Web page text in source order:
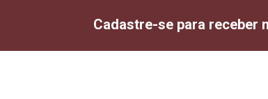
Cadastre-se para receber